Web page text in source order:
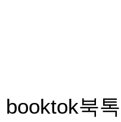
booktok북